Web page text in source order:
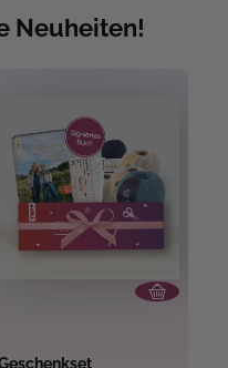
Neuheiten!